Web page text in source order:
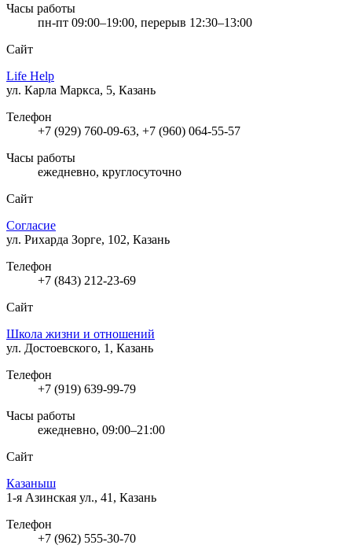
Часы работы
пн-пт 09:00–19:00, перерыв 12:30–13:00
Сайт
Life Help
ул. Карла Маркса, 5, Казань
Телефон
+7 (929) 760-09-63, +7 (960) 064-55-57
Часы работы
ежедневно, круглосуточно
Сайт
Согласие
ул. Рихарда Зорге, 102, Казань
Телефон
+7 (843) 212-23-69
Сайт
Школа жизни и отношений
ул. Достоевского, 1, Казань
Телефон
+7 (919) 639-99-79
Часы работы
ежедневно, 09:00–21:00
Сайт
Казаныш
1-я Азинская ул., 41, Казань
Телефон
+7 (962) 555-30-70